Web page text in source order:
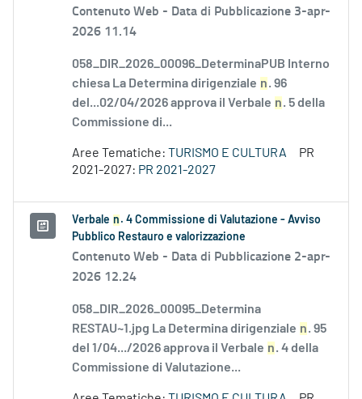
Contenuto Web - Data di Pubblicazione 3-apr-
2026 11.14
058_DIR_2026_00096_DeterminaPUB Interno
chiesa La Determina dirigenziale n. 96
del...02/04/2026 approva il Verbale n. 5 della
Commissione di...
Aree Tematiche: TURISMO E CULTURA
PR
2021-2027: PR 2021-2027
Verbale n . 4 Commissione di Valutazione - Avviso
Pubblico Restauro e valorizzazione
Contenuto Web - Data di Pubblicazione 2-apr-
2026 12.24
058_DIR_2026_00095_Determina
RESTAU~1.jpg La Determina dirigenziale n. 95
del 1/04.../2026 approva il Verbale n. 4 della
Commissione di Valutazione...